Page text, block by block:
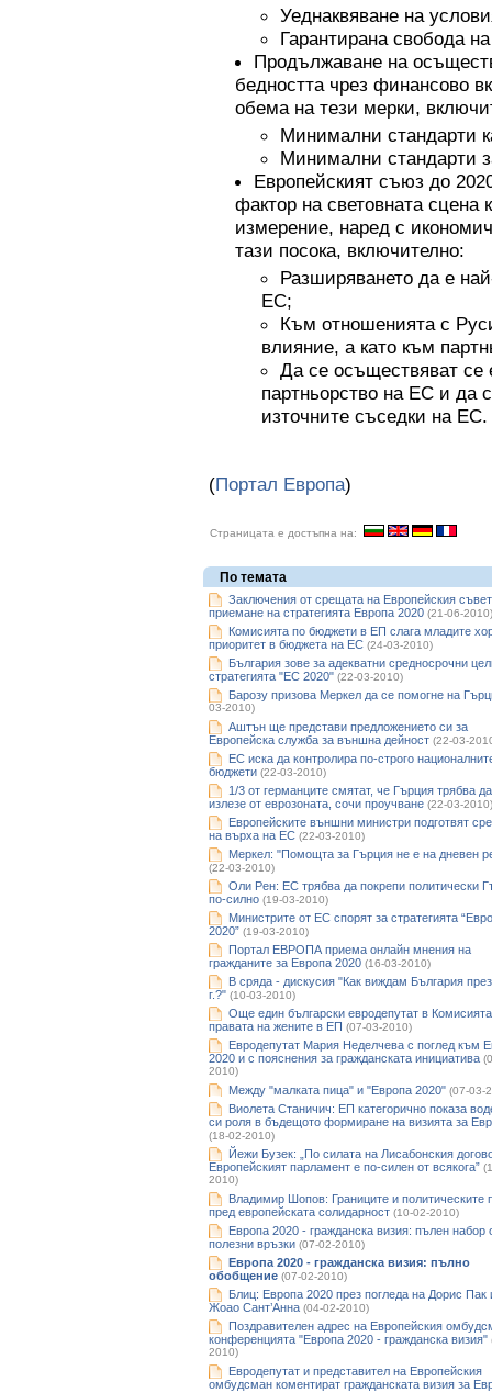
Уеднаквяване на
Гарантирана свобода
Продължаване на
бедността чрез финансово
обема на тези мерки,
Минимални стандарти
Минимални стандарти
Европейският съюз до
фактор на световната сцена
измерение, наред с
тази посока, включително:
Разширяването да е
ЕС;
Към отношенията с
влияние, а като към
Да се осъществяват се
партньорство на ЕС и да
източните съседки на ЕС.
(Портал Европа)
Страницата е достъпна на:
По темата
Заключения от срещата на Европейския
приемане на стратегията Европа 2020 (21-06-2010)
Комисията по бюджети в ЕП слага младите
приоритет в бюджета на ЕС (24-03-2010)
България зове за адекватни средносрочни
стратегията "ЕС 2020" (22-03-2010)
Барозу призова Меркел да се помогне на
03-2010)
Аштън ще представи предложението си за
Европейска служба за външна дейност (22-03-
ЕС иска да контролира по-строго
бюджети (22-03-2010)
1/3 от германците смятат, че Гърция трябва да
излезе от еврозоната, сочи проучване (22-03-2010)
Европейските външни министри подготвят
на върха на ЕС (22-03-2010)
Меркел: "Помощта за Гърция не е на дневен
(22-03-2010)
Оли Рен: ЕС трябва да покрепи политически
по-силно (19-03-2010)
Министрите от ЕС спорят за стратегията
2020” (19-03-2010)
Портал ЕВРОПА приема онлайн мнения на
гражданите за Европа 2020 (16-03-2010)
В сряда - дискусия "Как виждам България
г.?" (10-03-2010)
Още един български евродепутат в
правата на жените в ЕП (07-03-2010)
Евродепутат Мария Неделчева с поглед към
2020 и с пояснения за гражданската инициатива
2010)
Между "малката пица" и "Европа 2020" (07-03-
Виолета Станичич: ЕП категорично показа
си роля в бъдещото формиране на визията за
(18-02-2010)
Йежи Бузек: „По силата на Лисабонския
Европейският парламент е по-силен от всякога”
2010)
Владимир Шопов: Границите и политическите
пред европейската солидарност (10-02-2010)
Европа 2020 - гражданска визия: пълeн набор
полезни връзки (07-02-2010)
Европа 2020 - гражданска визия: пълно
обобщение (07-02-2010)
Блиц: Европа 2020 през погледа на Дорис Пак
Жоао Сант’Анна (04-02-2010)
Поздравителен адрес на Европейския
конференцията "Европа 2020 - гражданска визия"
2010)
Евродепутат и представител на Европейския
омбудсман коментират гражданската визия за